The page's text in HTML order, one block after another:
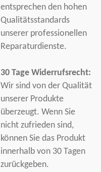
entsprechen den hohen
Qualitätsstandards
unserer professionellen
Reparaturdienste.
30 Tage Widerrufsrecht:
Wir sind von der Qualität
unserer Produkte
überzeugt. Wenn Sie
nicht zufrieden sind,
können Sie das Produkt
innerhalb von 30 Tagen
zurückgeben.